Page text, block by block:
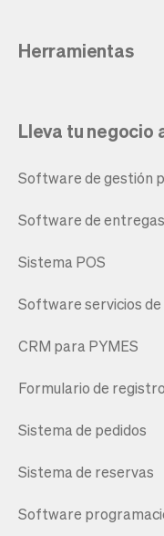
Herramientas
Lleva tu negocio
Software de gestión
Software de entregas
Sistema POS
Software servicios de
CRM para PYMES
Formulario de registro
Sistema de pedidos
Sistema de reservas
Software